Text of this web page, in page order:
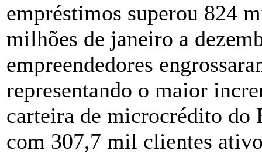
empréstimos superou 824
milhões de janeiro a
empreendedores
representando o maior
carteira de microcrédito do
com 307,7 mil clientes